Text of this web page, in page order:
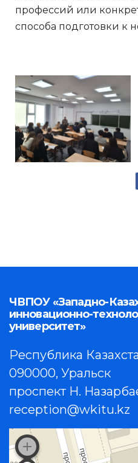
профессий или
способа подготовки к
ЧВПОУ «Западно-
инновационно-
университет»
Республика
090000, Уральск
проспект Н.
reception@wkitu.kz